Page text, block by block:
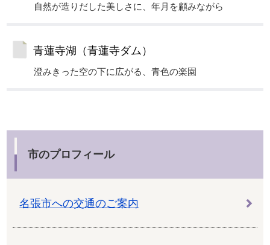
自然が造りだした美しさに、年月を顧みながら
青蓮寺湖（青蓮寺ダム）
澄みきった空の下に広がる、青色の楽園
市のプロフィール
名張市への交通のご案内